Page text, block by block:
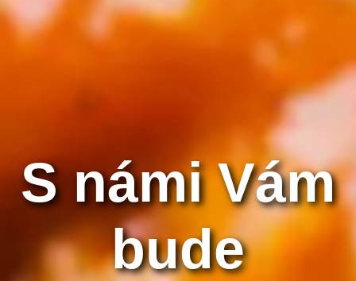
S námi Vám
bude